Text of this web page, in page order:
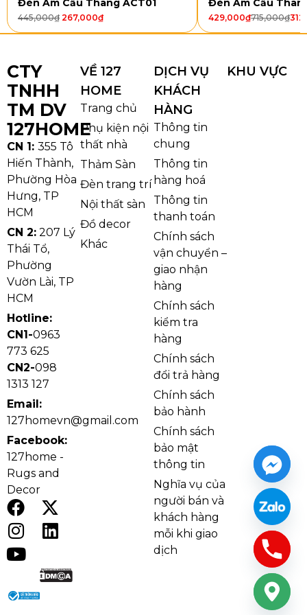
Đèn Tường VNT2284T1
Thân đèn được làm từ
kim loại sơn tĩnh điện
bề mặt chắc chắn, bền màu và hạn chế gỉ sét khi sử
dụng ngoài trời. Chao đèn dùngnhựa hoặc kính mờ
trong, có tác dụng khuếch tán ánh sáng, che bóng
LED bên trong và bảo vệ đèn khỏi bụi, nước mưa, côn
trùng. Chuẩn
giúp Đèn Tường VNT2284T1 hoạt
động ổn định ở các khu vực ngoại thất, đảm bảo cả
độ bền lẫn tính thẩm mỹ.
Đèn Tường VNT2284T1
3. Lý do nên chọn
VNT2284T1
Đèn Âm Cầu Thang ACT01
445,000₫ 267,000₫
Đèn Âm Cầu
715,000₫
429,000₫
CTY
TNHH
TM DV
127HOME
CN 1: 355 Tô
Hiến Thành,
Phường Hòa
Hưng, TP
HCM
CN 2: 207 Lý
Thái Tổ,
Phường
Vườn Lài, TP
HCM
Hotline:
CN1-0963
773 625
CN2-098
1313 127
Email:
127homevn@gmail.com
Facebook:
127home -
Rugs and
Decor
VỀ 127
HOME
Trang chủ
Phụ kiện nội
thất nhà
Thảm Sàn
Đèn trang trí
Nội thất sàn
Đồ decor
Khác
DỊCH VỤ
KHÁCH
HÀNG
Thông tin
chung
Thông tin
hàng hoá
Thông tin
thanh toán
Chính sách
vận chuyển –
giao nhận
hàng
Chính sách
kiểm tra
hàng
Chính sách
đổi trả hàng
Chính sách
bảo hành
Chính sách
bảo mật
thông tin
Nghĩa vụ của
người bán và
khách hàng
mỗi khi giao
dịch
KHU VỰC